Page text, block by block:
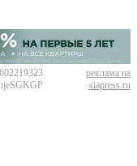
реклама на
siapress.ru